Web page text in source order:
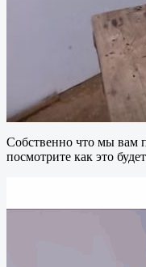
Собственно что мы вам
посмотрите как это